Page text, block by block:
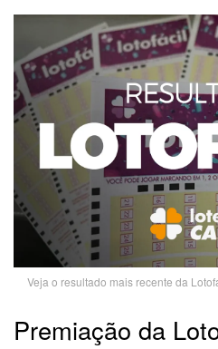
Veja o resultado mais recente da
Premiação da